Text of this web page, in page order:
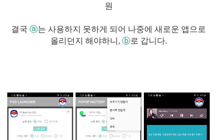
원
결국 ⓐ는 사용하지 못하게 되어 나중에 새로운 앱으로
올리던지 해야하니, ⓑ로 갑니다.